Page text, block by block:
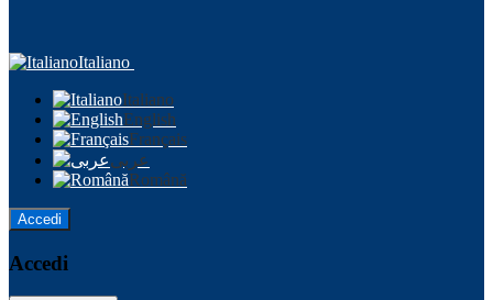
Italiano
Italiano
English
Français
عربى
Română
Accedi
Accedi